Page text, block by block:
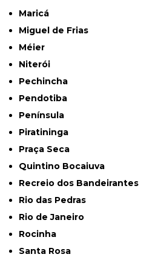
Maricá
Miguel de Frias
Méier
Niterói
Pechincha
Pendotiba
Península
Piratininga
Praça Seca
Quintino Bocaiuva
Recreio dos Bandeirantes
Rio das Pedras
Rio de Janeiro
Rocinha
Santa Rosa